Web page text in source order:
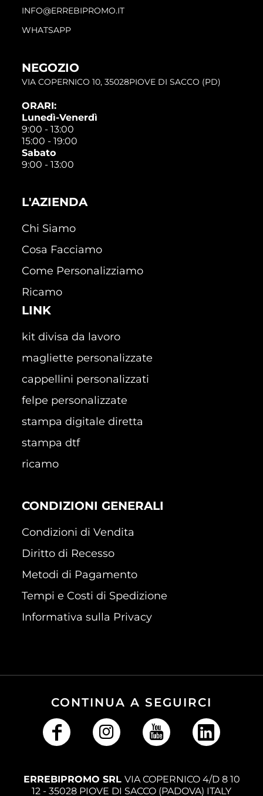
INFO@ERREBIPROMO.IT
WHATSAPP
NEGOZIO
VIA COPERNICO 10, 35028PIOVE DI SACCO (PD)
ORARI:
Lunedì-Venerdì
9:00 - 13:00
15:00 - 19:00
Sabato
9:00 - 13:00
L'AZIENDA
Chi Siamo
Cosa Facciamo
Come Personalizziamo
Ricamo
LINK
kit divisa da lavoro
magliette personalizzate
cappellini personalizzati
felpe personalizzate
stampa digitale diretta
stampa dtf
ricamo
CONDIZIONI GENERALI
Condizioni di Vendita
Diritto di Recesso
Metodi di Pagamento
Tempi e Costi di Spedizione
Informativa sulla Privacy
CONTINUA A SEGUIRCI
ERREBIPROMO SRL VIA COPERNICO 4/D 8 10
12 - 35028 PIOVE DI SACCO (PADOVA) ITALY